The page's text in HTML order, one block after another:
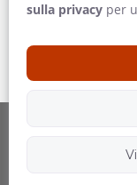
sulla privacy per